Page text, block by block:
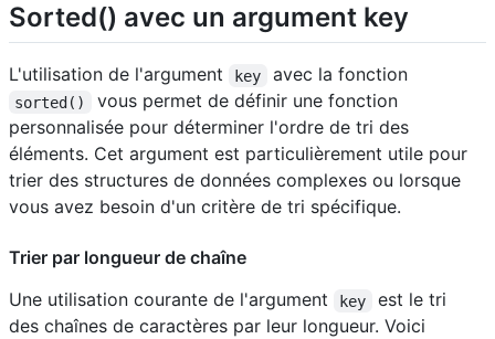
Sorted() avec un argument key
L'utilisation de l'argument key avec la fonction
sorted()
vous permet de définir une fonction
personnalisée pour déterminer l'ordre de tri des
éléments. Cet argument est particulièrement utile pour
trier des structures de données complexes ou lorsque
vous avez besoin d'un critère de tri spécifique.
Trier par longueur de chaîne
Une utilisation courante de l'argument
key
est le tri
des chaînes de caractères par leur longueur. Voici